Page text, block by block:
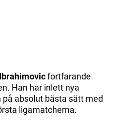
fortfarande
Han har inlett nya
absolut bästa sätt med
ligamatcherna.